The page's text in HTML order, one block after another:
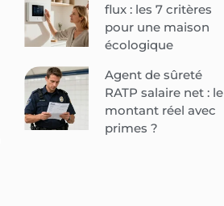
flux : les 7 critères
pour une maison
écologique
Agent de sûreté
RATP salaire net : le
montant réel avec
primes ?